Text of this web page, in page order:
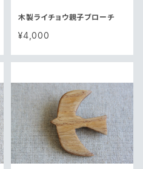
木製ライチョウ親子ブローチ
¥4,000